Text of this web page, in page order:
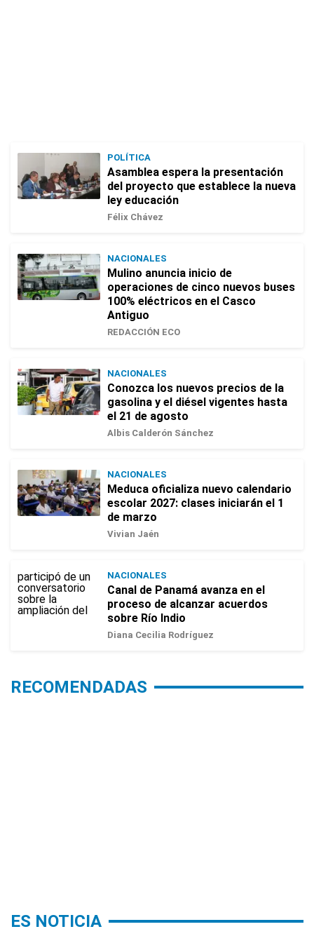
POLÍTICA
Asamblea espera la presentación
del proyecto que establece la nueva
ley educación
Félix Chávez
NACIONALES
Mulino anuncia inicio de
operaciones de cinco nuevos buses
100% eléctricos en el Casco
Antiguo
REDACCIÓN ECO
NACIONALES
Conozca los nuevos precios de la
gasolina y el diésel vigentes hasta
el 21 de agosto
Albis Calderón Sánchez
NACIONALES
Meduca oficializa nuevo calendario
escolar 2027: clases iniciarán el 1
de marzo
Vivian Jaén
NACIONALES
Canal de Panamá avanza en el
proceso de alcanzar acuerdos
sobre Río Indio
Diana Cecilia Rodríguez
RECOMENDADAS
ES NOTICIA